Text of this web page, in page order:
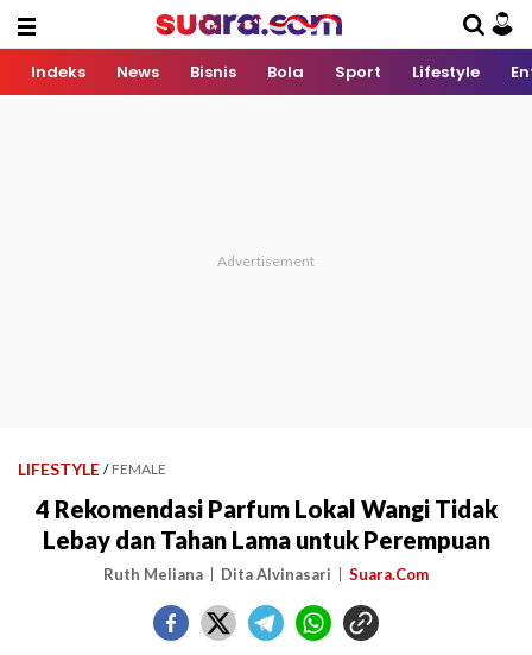
Indeks News Bisnis Bola Sport Lifestyle
LIFESTYLE / FEMALE
4 Rekomendasi Parfum Lokal Wangi Tidak
Lebay dan Tahan Lama untuk Perempuan
Ruth Meliana Dita Alvinasari Suara.Com